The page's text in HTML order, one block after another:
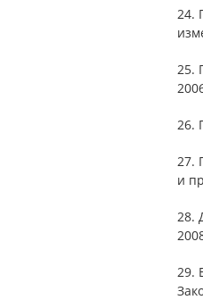
24.
25.
26.
27.
и
28.
29.